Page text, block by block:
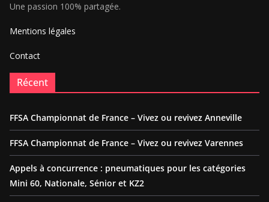
Une passion 100% partagée.
Mentions légales
Contact
Récent
FFSA Championnat de France – Vivez ou revivez Anneville
FFSA Championnat de France – Vivez ou revivez Varennes
Appels à concurrence : pneumatiques pour les catégories
Mini 60, Nationale, Sénior et KZ2